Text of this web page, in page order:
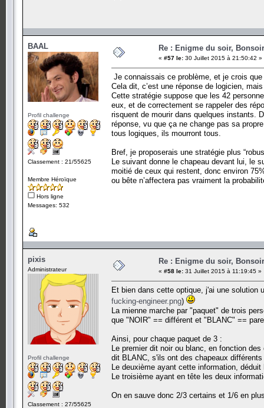
BAAL
Profil challenge
Classement : 21/55625
Membre Héroïque
Hors ligne
Messages: 532
Re : Enigme du soir,
« #57 le: 30 Juillet 2015 à 21:50:42 »
Je connaissais ce problème, et je crois
Cela dit, c’est une réponse de logicien,
Cette stratégie suppose que les 42
eux, et de correctement se rappeler des
risquent de mourir dans quelques instants.
réponse, vu que ça ne change pas sa
tous logiques, ils mourront tous.
Bref, je proposerais une stratégie plus
Le suivant donne le chapeau devant lui, le
moitié de ceux qui restent, donc environ
ou bête n’affectera pas vraiment la
pixis
Administrateur
Profil challenge
Classement : 27/55625
Re : Enigme du soir,
« #58 le: 31 Juillet 2015 à 11:19:45 »
Et bien dans cette optique, j'ai une solution
fucking-engineer.png)
La mienne marche par "paquet" de trois
que "NOIR" == différent et "BLANC" ==
Ainsi, pour chaque paquet de 3 :
Le premier dit noir ou blanc, en fonction
dit BLANC, s'ils ont des chapeaux
Le deuxième ayant cette information,
Le troisième ayant en tête les deux
On en sauve donc 2/3 certains et 1/6 en